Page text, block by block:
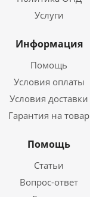
Услуги
Информация
Помощь
Условия оплаты
Условия доставки
Гарантия на товар
Помощь
Статьи
Вопрос-ответ